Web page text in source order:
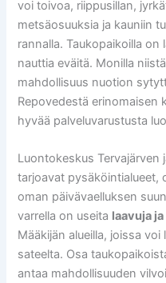
voi toivoa, riippusillan,
metsäosuuksia ja kauniin
rannalla. Taukopaikoilla on
nauttia eväitä. Monilla
mahdollisuus nuotion
Repovedestä erinomaisen
hyvää palveluvarustusta
Luontokeskus Tervajärven
tarjoavat pysäköintialueet,
oman päivävaelluksen
varrella on useita laavuja
Määkijän alueilla, joissa
sateelta. Osa
antaa mahdollisuuden